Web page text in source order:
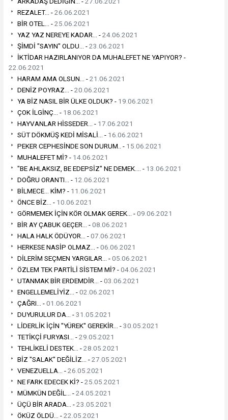
REZALET... -26.06.2021
BİR OTEL... -25.06.2021
YAZ YAZ NEREYE KADAR... -24.06.2021
ŞİMDİ "SAYIN" OLDU... -23.06.2021
İKTİDAR HAZIRLANIYOR DA MUHALEFET NE YAPIYOR? -
22.06.2021
HARAM AMA OLSUN... -21.06.2021
DENİZ POYRAZ... -20.06.2021
YA BİZ NASIL BİR ÜLKE OLDUK? - 19.06.2021
ÇOK İLGİNÇ... - 18.06.2021
HAYVANLAR HİSSEDER... - 17.06.2021
SÜT DÖKMÜŞ KEDİ MİSALİ... - 16.06.2021
PEKER CEPHESİNDE SON DURUM.. - 15.06.2021
MUHALEFET Mİ? - 14.06.2021
"BE AHLAKSIZ, BE EDEPSİZ" NE DEMEK.... - 13.06.2021
DOĞRU ORANTI... - 12.06.2021
BİLMECE... KİM? - 11.06.2021
ÖNCE BİZ... - 10.06.2021
GÖRMEMEK İÇİN KÖR OLMAK GEREK... -09.06.2021
BİR AY ÇABUK GEÇER... -08.06.2021
HALA HALK ÖDÜYOR... -07.06.2021
HERKESE NASİP OLMAZ... -06.06.2021
DİLERİM SEÇMEN YARGILAR... -05.06.2021
ÖZLEM TEK PARTİLİ SİSTEM Mİ? -04.06.2021
UTANMAK BİR ERDEMDİR... -03.06.2021
ENGELLEMELİYİZ... -02.06.2021
ÇAĞRI... -01.06.2021
DUYURULUR DA... -31.05.2021
LİDERLİK İÇİN "YÜREK" GEREKİR... -30.05.2021
TETİKÇİ FURYASI... -29.05.2021
TEHLİKELİ DESTEK... -28.05.2021
BİZ "SALAK" DEĞİLİZ... -27.05.2021
VENEZUELLA... -26.05.2021
NE FARK EDECEK Kİ? -25.05.2021
MÜMKÜN DEĞİL... -24.05.2021
ÜÇÜ BİR ARADA... -23.05.2021
ÖKÜZ ÖLDÜ... -22.05.2021